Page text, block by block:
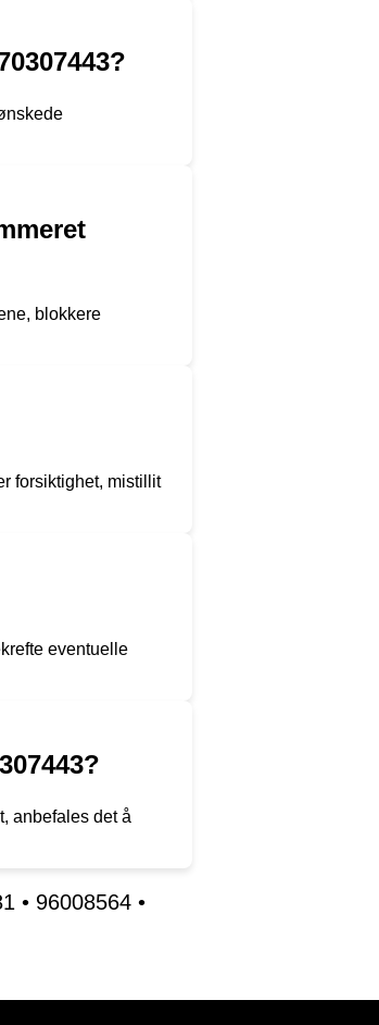
blokkere
forsiktighet, mistillit
eventuelle
anbefales det å
• 96008564 •